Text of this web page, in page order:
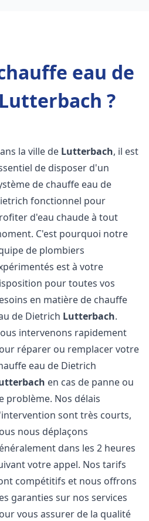
eau de
?
la ville de Lutterbach, il est
de disposer d'un
de chauffe eau de
fonctionnel pour
d'eau chaude à tout
C'est pourquoi notre
de plombiers
est à votre
pour toutes vos
en matière de chauffe
de Dietrich Lutterbach.
intervenons rapidement
réparer ou remplacer votre
eau de Dietrich
en cas de panne ou
problème. Nos délais
sont très courts,
nous déplaçons
dans les 2 heures
votre appel. Nos tarifs
compétitifs et nous offrons
garanties sur nos services
vous assurer de la qualité